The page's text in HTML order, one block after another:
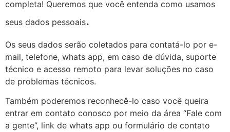
completa! Queremos que você entenda como usamos
seus dados pessoais.
Os seus dados serão coletados para contatá-lo por e-
mail, telefone, whats app, em caso de dúvida, suporte
técnico e acesso remoto para levar soluções no caso
de problemas técnicos.
Também poderemos reconhecê-lo caso você queira
entrar em contato conosco por meio da área “Fale com
a gente”, link de whats app ou formulário de contato